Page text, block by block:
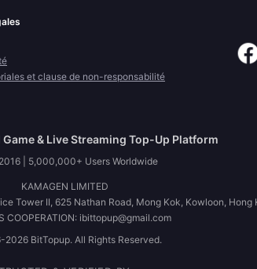
et clause de non-responsabilité
Game & Live Streaming Top-Up Platform
| 5,000,000+ Users Worldwide
KAMAGEN LIMITED
Tower II, 625 Nathan Road, Mong Kok, Kowloon, Hong
COOPERATION: ibittopup@gmail.com
BitTopup. All Rights Reserved.